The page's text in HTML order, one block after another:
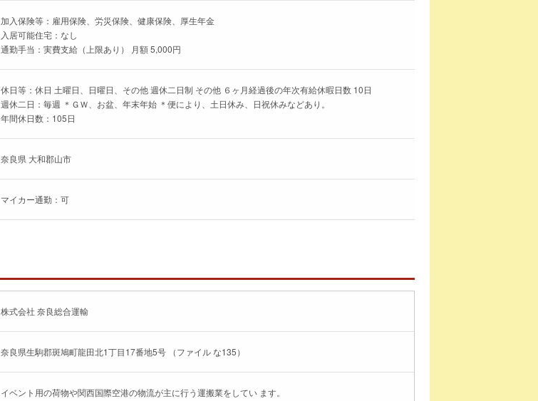
加入保険等：雇用保険、労災保険、健康保険、厚生年金
入居可能住宅：なし
通勤手当：実費支給（上限あり） 月額 5,000円
休日等：休日 土曜日、日曜日、その他 週休二日制 その他 ６ヶ月経過後の年次有給休暇日数 10日
週休二日：毎週 ＊ＧＷ、お盆、年末年始 ＊便により、土日休み、日祝休みなどあり。
年間休日数：105日
奈良県 大和郡山市
マイカー通勤：可
株式会社 奈良総合運輸
奈良県生駒郡斑鳩町龍田北1丁目17番地5号 （ファイル な135）
イベント用の荷物や関西国際空港の物流が主に行う運搬業をしてい ます。